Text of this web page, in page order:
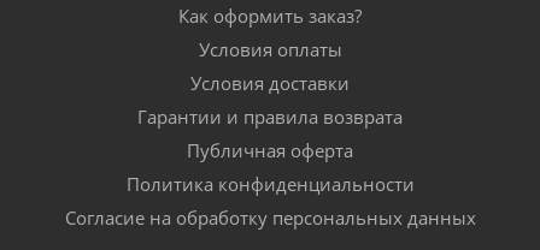
Как оформить заказ?
Условия оплаты
Условия доставки
Гарантии и правила возврата
Публичная оферта
Политика конфиденциальности
Согласие на обработку персональных данных